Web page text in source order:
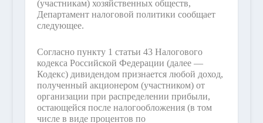
(участникам) хозяйственных обществ,
Департамент налоговой политики сообщает
следующее.
Согласно пункту 1 статьи 43 Налогового
кодекса Российской Федерации (далее —
Кодекс) дивидендом признается любой доход,
полученный акционером (участником) от
организации при распределении прибыли,
остающейся после налогообложения (в том
числе в виде процентов по